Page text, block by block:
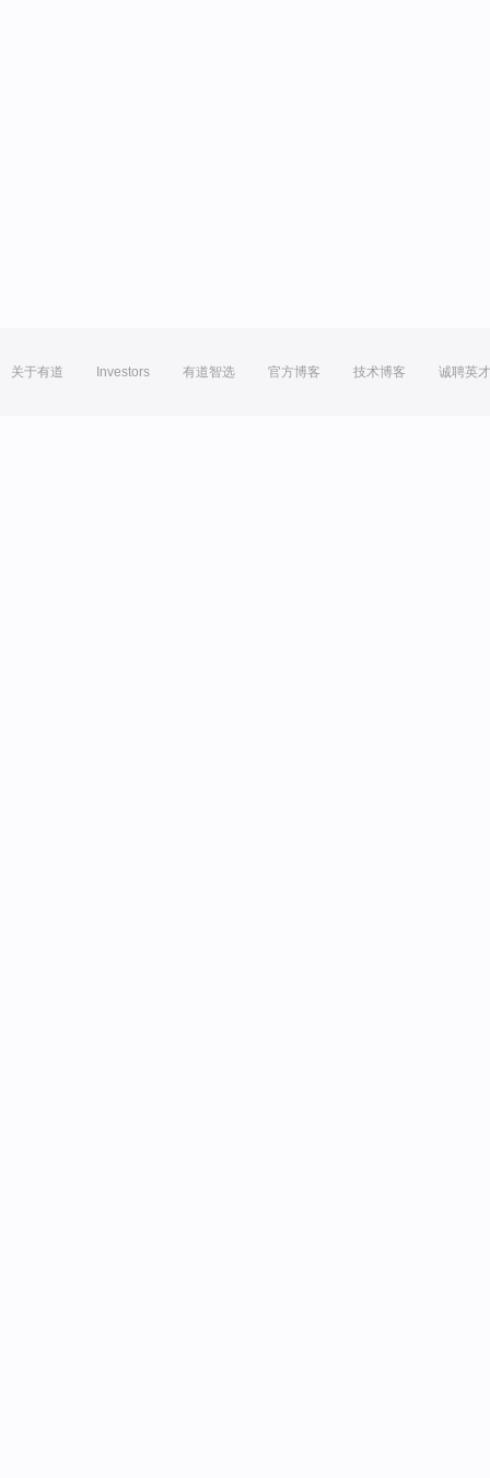
关于有道 Investors 有道智选 官方博客 技术博客 诚聘英才